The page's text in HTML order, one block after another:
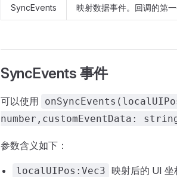
SyncEvents 映射数据事件。回调的第
SyncEvents 事件
可以使用
number,customEventData:
参数含义如下：
localUIPos:Vec3 映射后的 UI 坐